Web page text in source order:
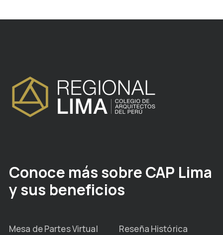
Conoce más sobre CAP Lima
y sus beneficios
Mesa de Partes Virtual
Reseña Histórica